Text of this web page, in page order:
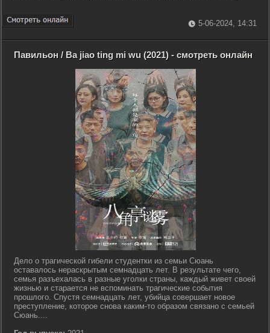
5-06-2024, 14:31
Павильон / Ba jiao ting mi wu (2021) - смотреть онлайн
Дело о трагической гибели студентки из семьи Сюань
оставалось нераскрытым семнадцать лет. В результате чего,
семья разъехалась в разные уголки страны, каждый живет своей
жизнью и старается не вспоминать трагические события
прошлого. Спустя семнадцать лет, убийца совершает новое
преступление, которое снова каким-то образом связано с семьей
Сюань....